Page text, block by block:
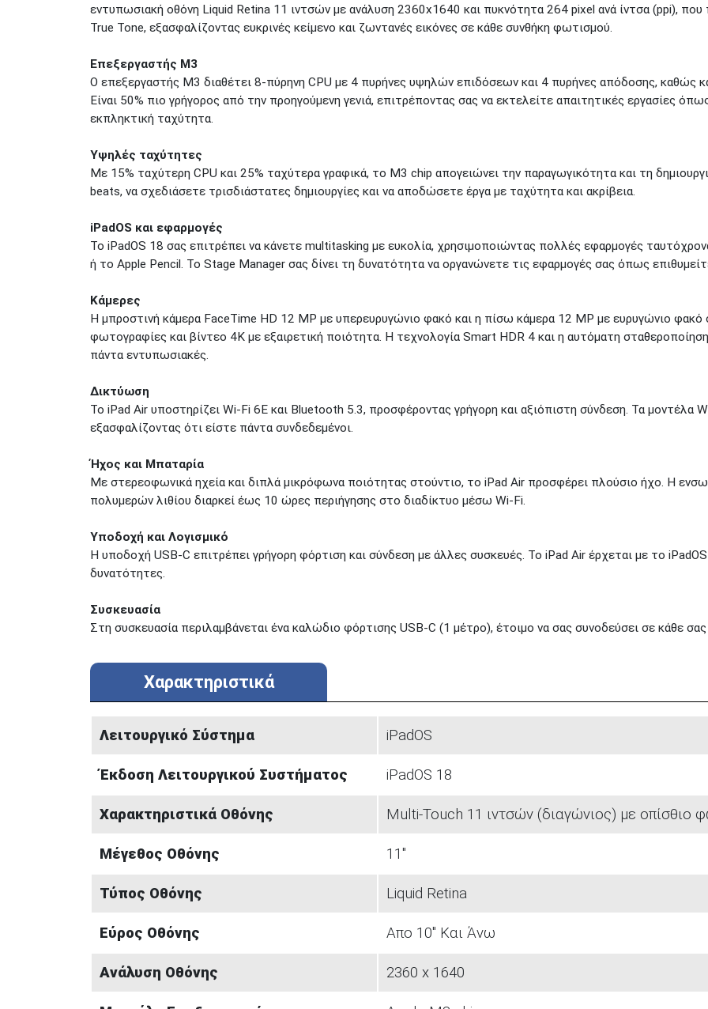
εντυπωσιακή οθόνη Liquid Retina 11 ιντσών με ανάλυση 2360x1640 και πυκνότητα 264 pixel ανά ίντσα (ppi), που
True Tone, εξασφαλίζοντας ευκρινές κείμενο και ζωντανές εικόνες σε κάθε συνθήκη φωτισμού.
Επεξεργαστής M3
Ο επεξεργαστής M3 διαθέτει 8-πύρηνη CPU με 4 πυρήνες υψηλών επιδόσεων και 4 πυρήνες απόδοσης, καθώς
Είναι 50% πιο γρήγορος από την προηγούμενη γενιά, επιτρέποντας σας να εκτελείτε απαιτητικές εργασίες
εκπληκτική ταχύτητα.
Υψηλές ταχύτητες
Με 15% ταχύτερη CPU και 25% ταχύτερα γραφικά, το M3 chip απογειώνει την παραγωγικότητα και τη
beats, να σχεδιάσετε τρισδιάστατες δημιουργίες και να αποδώσετε έργα με ταχύτητα και ακρίβεια.
iPadOS και εφαρμογές
Το iPadOS 18 σας επιτρέπει να κάνετε multitasking με ευκολία, χρησιμοποιώντας πολλές εφαρμογές
ή το Apple Pencil. Το Stage Manager σας δίνει τη δυνατότητα να οργανώνετε τις εφαρμογές σας όπως
Κάμερες
Η μπροστινή κάμερα FaceTime HD 12 MP με υπερευρυγώνιο φακό και η πίσω κάμερα 12 MP με ευρυγώνιο φακό
φωτογραφίες και βίντεο 4K με εξαιρετική ποιότητα. Η τεχνολογία Smart HDR 4 και η αυτόματη
πάντα εντυπωσιακές.
Δικτύωση
Το iPad Air υποστηρίζει Wi-Fi 6E και Bluetooth 5.3, προσφέροντας γρήγορη και αξιόπιστη σύνδεση. Τα μοντέλα
εξασφαλίζοντας ότι είστε πάντα συνδεδεμένοι.
Ήχος και Μπαταρία
Με στερεοφωνικά ηχεία και διπλά μικρόφωνα ποιότητας στούντιο, το iPad Air προσφέρει πλούσιο ήχο. Η
πολυμερών λιθίου διαρκεί έως 10 ώρες περιήγησης στο διαδίκτυο μέσω Wi-Fi.
Υποδοχή και Λογισμικό
Η υποδοχή USB-C επιτρέπει γρήγορη φόρτιση και σύνδεση με άλλες συσκευές. Το iPad Air έρχεται με το iPadOS
δυνατότητες.
Συσκευασία
Στη συσκευασία περιλαμβάνεται ένα καλώδιο φόρτισης USB-C (1 μέτρο), έτοιμο να σας συνοδεύσει σε κάθε σας
Χαρακτηριστικά
Λειτουργικό Σύστημα iPadOS
Έκδοση Λειτουργικού Συστήματος iPadOS 18
Χαρακτηριστικά Οθόνης Multi‑Touch 11 ιντσών (διαγώνιος) με οπίσθιο
Μέγεθος Οθόνης 11"
Τύπος Οθόνης Liquid Retina
Εύρος Οθόνης Aπο 10" Και Άνω
Ανάλυση Οθόνης 2360 x 1640